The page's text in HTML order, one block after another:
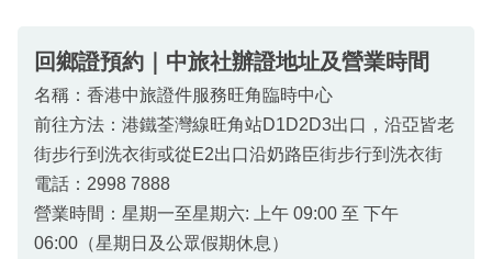
回鄉證預約｜中旅社辦證地址及營業時間
名稱：香港中旅證件服務旺角臨時中心
前往方法：港鐵荃灣線旺角站D1D2D3出口，沿亞皆老
街步行到洗衣街或從E2出口沿奶路臣街步行到洗衣街
電話：2998 7888
營業時間：星期一至星期六: 上午 09:00 至 下午
06:00（星期日及公眾假期休息）